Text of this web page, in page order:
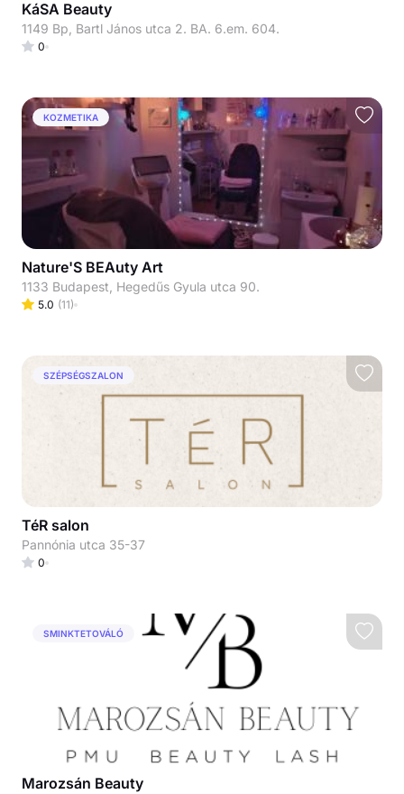
KáSA Beauty
1149 Bp, Bartl János utca 2. BA. 6.em. 604.
0
KOZMETIKA
Nature'S BEAuty Art
1133 Budapest, Hegedűs Gyula utca 90.
5.0 (11)
SZÉPSÉGSZALON
TéR salon
Pannónia utca 35-37
0
SMINKTETOVÁLÓ
Marozsán Beauty